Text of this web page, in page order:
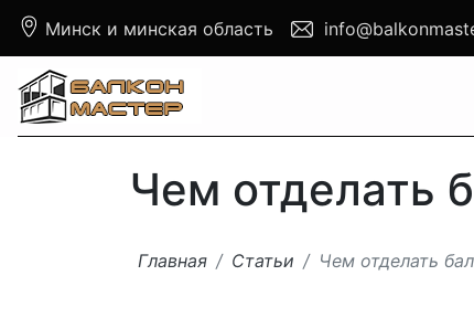
Минск и минская область
Чем отделать
Главная Статьи Чем отделать